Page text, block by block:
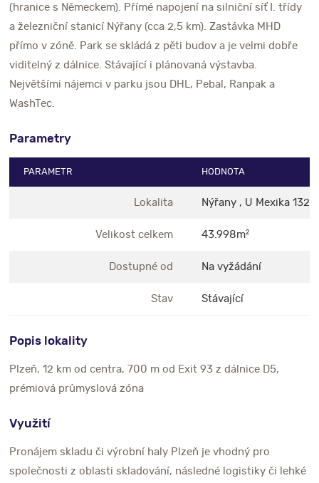
(hranice s Německem). Přímé napojení na silniční síť I. třídy
a železniční stanicí Nýřany (cca 2,5 km). Zastávka MHD
přímo v zóně. Park se skládá z pěti budov a je velmi dobře
viditelný z dálnice. Stávající i plánovaná výstavba.
Největšími nájemci v parku jsou DHL, Pebal, Ranpak a
WashTec.
Parametry
PARAMETR HODNOTA
Lokalita Nýřany , U Mexika 1321
Velikost celkem 43.998m2
Dostupné od Na vyžádání
Stav Stávající
Popis lokality
Plzeň, 12 km od centra, 700 m od Exit 93 z dálnice D5,
prémiová průmyslová zóna
Využití
Pronájem skladu či výrobní haly Plzeň je vhodný pro
společnosti z oblasti skladování, následné logistiky či lehké